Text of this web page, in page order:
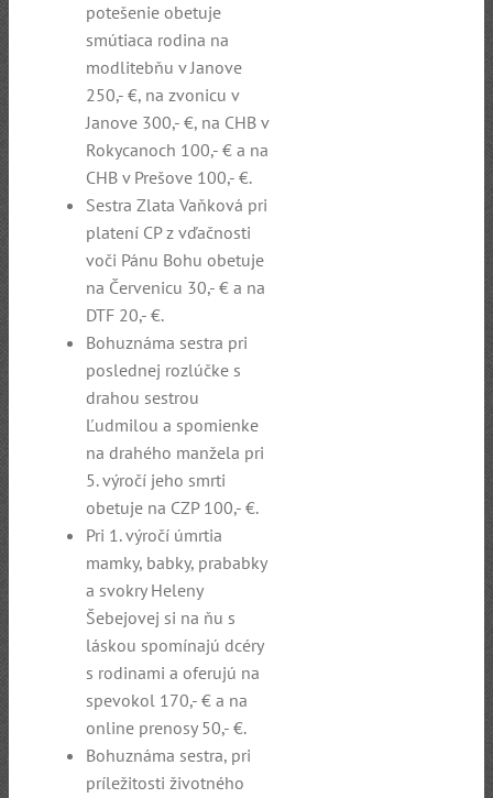
potešenie obetuje
smútiaca rodina na
modlitebňu v Janove
250,- €, na zvonicu v
Janove 300,- €, na CHB v
Rokycanoch 100,- € a na
CHB v Prešove 100,- €.
Sestra Zlata Vaňková pri
platení CP z vďačnosti
voči Pánu Bohu obetuje
na Červenicu 30,- € a na
DTF 20,- €.
Bohuznáma sestra pri
poslednej rozlúčke s
drahou sestrou
Ľudmilou a spomienke
na drahého manžela pri
5. výročí jeho smrti
obetuje na CZP 100,- €.
Pri 1. výročí úmrtia
mamky, babky, prababky
a svokry Heleny
Šebejovej si na ňu s
láskou spomínajú dcéry
s rodinami a oferujú na
spevokol 170,- € a na
online prenosy 50,- €.
Bohuznáma sestra, pri
príležitosti životného